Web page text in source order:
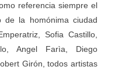
referencia siempre el
de la homónima ciudad
Sofia Castillo,
Angel Farìa, Diego
Girón, todos artistas